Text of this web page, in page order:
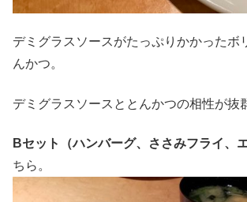
デミグラスソースがたっぷりかかったボ
んかつ。
デミグラスソースととんかつの相性が抜
Bセット（ハンバーグ、ささみフライ、
ちら。